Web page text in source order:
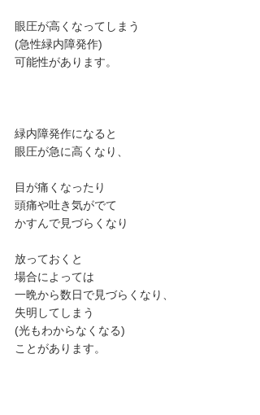
眼圧が高くなってしまう
(急性緑内障発作)
可能性があります。
緑内障発作になると
眼圧が急に高くなり、
目が痛くなったり
頭痛や吐き気がでて
かすんで見づらくなり
放っておくと
場合によっては
一晩から数日で見づらくなり、
失明してしまう
(光もわからなくなる)
ことがあります。